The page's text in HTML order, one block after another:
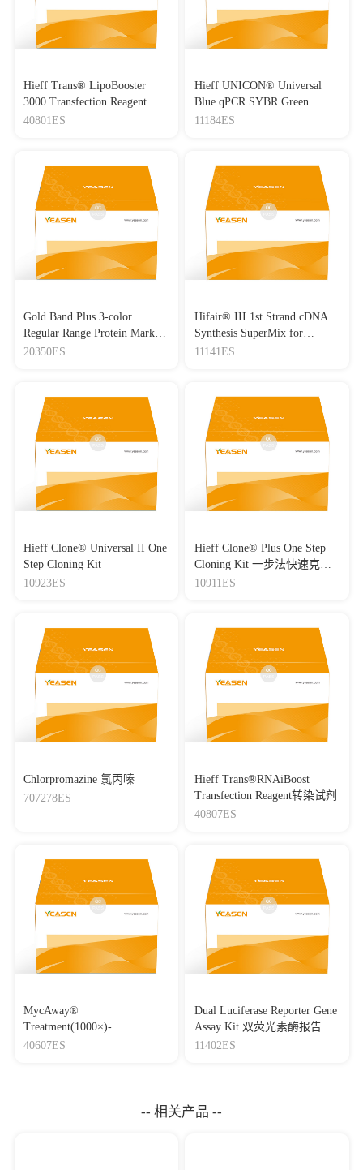
Hieff Trans® LipoBooster
3000 Transfection Reagent
Lipo3000转染试剂
40801ES
Hieff UNICON® Universal
Blue qPCR SYBR Green
Master Mix
11184ES
Gold Band Plus 3-color
Regular Range Protein Marker
(8-180 kDa) 三色预染蛋白质
20350ES
Hifair® III 1st Strand cDNA
Synthesis SuperMix for
qPCR(gDNA digester plus)
11141ES
Hieff Clone® Universal II One
Step Cloning Kit
10923ES
Hieff Clone® Plus One Step
Cloning Kit 一步法快速克隆
试剂盒
10911ES
Chlorpromazine 氯丙嗪
707278ES
Hieff Trans®RNAiBoost
Transfection Reagent转染试剂
40807ES
MycAway®
Treatment(1000×)-
Mycoplasma Elimination
40607ES
Dual Luciferase Reporter Gene
Assay Kit 双荧光素酶报告基
因检测试剂盒
11402ES
-- 相关产品 --